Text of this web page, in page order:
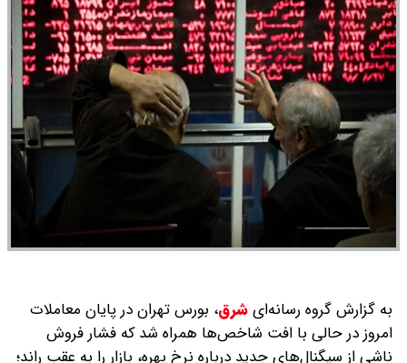
به گزارش گروه رسانه‌ایشرق، بورس تهران در پایان معاملات
امروز در حالی با افت شاخص‌ها همراه شد که فشار فروش
ناشی از سیگنال‌های جدید درباره نرخ بهره، بازار را به عقب راند؛